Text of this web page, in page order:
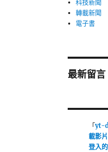
科技新聞
轉載新聞
電子書
最新留言
「yt-
載影
登入